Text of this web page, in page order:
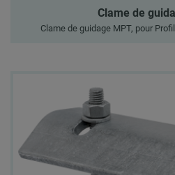
Clame de
Clame de guidage MPT, pour